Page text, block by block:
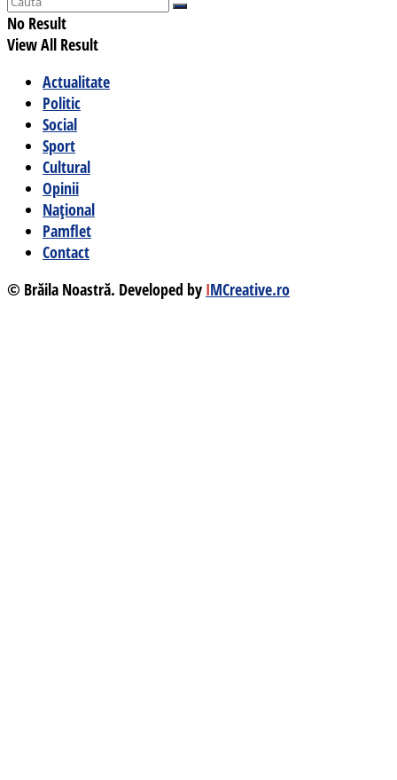
No Result
View All Result
Actualitate
Politic
Social
Sport
Cultural
Opinii
Național
Pamflet
Contact
© Brăila Noastră. Developed by IMCreative.ro